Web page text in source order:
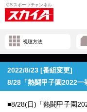
視聴方法
2022/8/23 [番組変更]
8/28「熱闘甲子園2022一
■8/28(日)「熱闘甲子園